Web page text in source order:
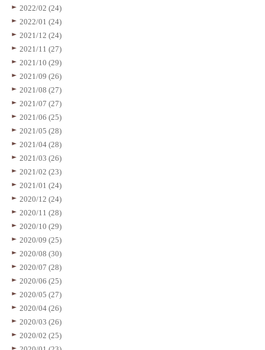
2022/02 (24)
2022/01 (24)
2021/12 (24)
2021/11 (27)
2021/10 (29)
2021/09 (26)
2021/08 (27)
2021/07 (27)
2021/06 (25)
2021/05 (28)
2021/04 (28)
2021/03 (26)
2021/02 (23)
2021/01 (24)
2020/12 (24)
2020/11 (28)
2020/10 (29)
2020/09 (25)
2020/08 (30)
2020/07 (28)
2020/06 (25)
2020/05 (27)
2020/04 (26)
2020/03 (26)
2020/02 (25)